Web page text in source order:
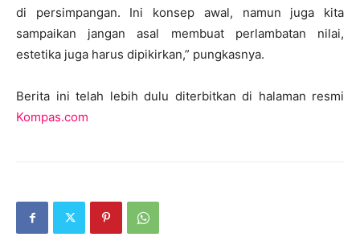
di persimpangan. Ini konsep awal, namun juga kita
sampaikan jangan asal membuat perlambatan nilai,
estetika juga harus dipikirkan,” pungkasnya.
Berita ini telah lebih dulu diterbitkan di halaman resmi
Kompas.com